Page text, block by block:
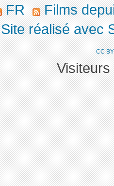
FR
Films
Site réalisé avec
CC